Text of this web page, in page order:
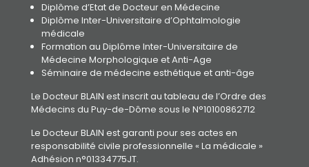
Diplôme d’Etat de Docteur en Médecine
Diplôme Inter-Universitaire d’Ophtalmologie
médicale
Formation au Diplôme Inter-Universitaire de
Médecine Morphologique et Anti-Age
Séminaire de médecine esthétique et anti-âge
Le Docteur BLAIN est inscrit au tableau de l’Ordre des
Médecins du Puy-de-Dôme sous le N°10100862712
Le Docteur BLAIN est garanti pour ses actes en
responsabilité civile professionnelle « La médicale »
Adhésion n°01334775JT.